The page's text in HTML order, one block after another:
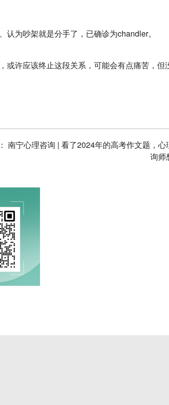
为吵架就是分手了，已确诊为chandler。
或许应该终止这段关系，可能会有点痛苦，但
南宁心理咨询 | 看了2024年的高考作文题，心
询师